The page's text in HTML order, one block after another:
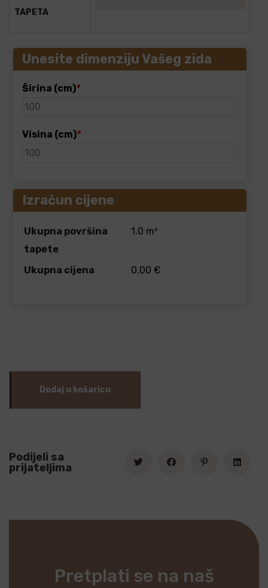
TAPETA
Unesite dimenziju Vašeg zida
Širina (cm)*
Visina (cm)*
Izračun cijene
Ukupna površina
tapete
1.0 m²
Ukupna cijena 0.00 €
Dodaj u košaricu
Podijeli sa
prijateljima
Pretplati se na naš